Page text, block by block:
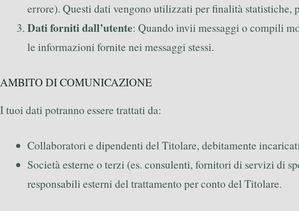
errore). Questi dati vengono utilizzati per finalità
Dati forniti dall’utente: Quando invii messaggi o compili
le informazioni fornite nei messaggi stessi.
AMBITO DI COMUNICAZIONE
I tuoi dati potranno essere trattati da:
Collaboratori e dipendenti del Titolare, debitamente
Società esterne o terzi (es. consulenti, fornitori di servizi di
responsabili esterni del trattamento per conto del Titolare.